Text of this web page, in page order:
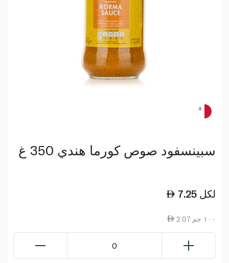
سبينسفود صوص كورما هندي 350 غ
7.25 لكل
2.07 ١٠٠ جم
0